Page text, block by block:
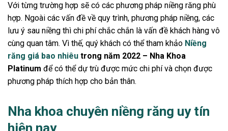
Với từng trường hợp sẽ có các phương pháp niềng răng phù
hợp. Ngoài các vấn đề về quy trình, phương pháp niềng, các
lưu ý sau niềng thì chi phí chắc chắn là vấn đề khách hàng vô
cùng quan tâm. Vì thế, quý khách có thể tham khảo Niềng
răng giá bao nhiêu trong năm 2022 – Nha Khoa
Platinum để có thể dự trù được mức chi phí và chọn được
phương pháp thích hợp cho bản thân.
Nha khoa chuyên niềng răng uy tín